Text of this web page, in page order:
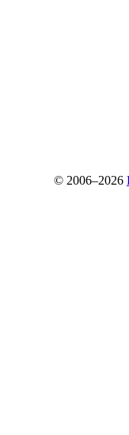
© 2006–2026